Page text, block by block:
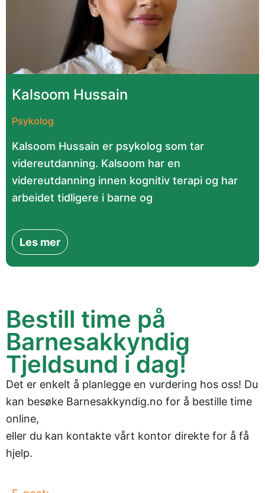
Kalsoom Hussain
Psykolog
Kalsoom Hussain er psykolog som tar
videreutdanning. Kalsoom har en
videreutdanning innen kognitiv terapi og har
arbeidet tidligere i barne og
Les mer
Bestill time på
Barnesakkyndig
Tjeldsund i dag!
Det er enkelt å planlegge en vurdering hos oss! Du
kan besøke Barnesakkyndig.no for å bestille time
online,
eller du kan kontakte vårt kontor direkte for å få
hjelp.